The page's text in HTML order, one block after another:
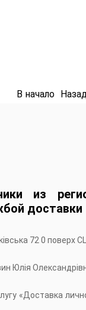
В начало
из
доставки
72 0 поверх
Юлія
«Доставка